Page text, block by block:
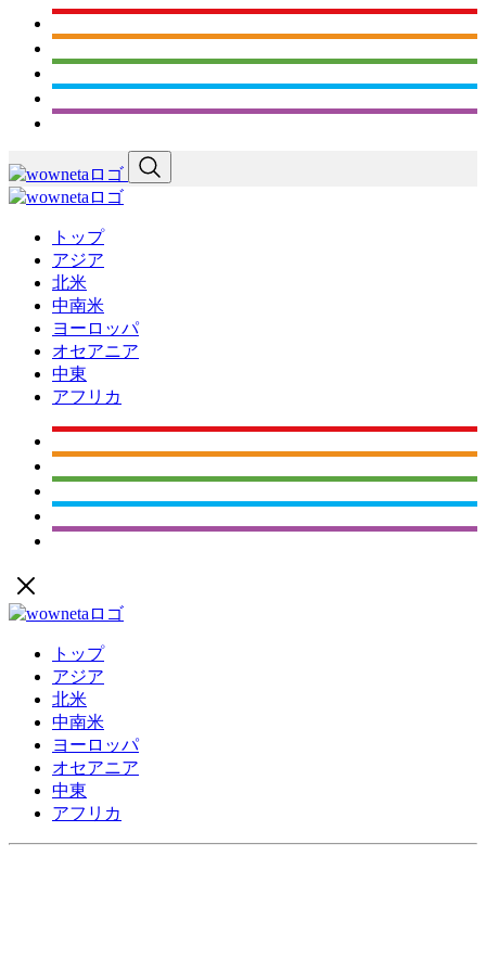
トップ
アジア
北米
中南米
ヨーロッパ
オセアニア
中東
アフリカ
トップ
アジア
北米
中南米
ヨーロッパ
オセアニア
中東
アフリカ